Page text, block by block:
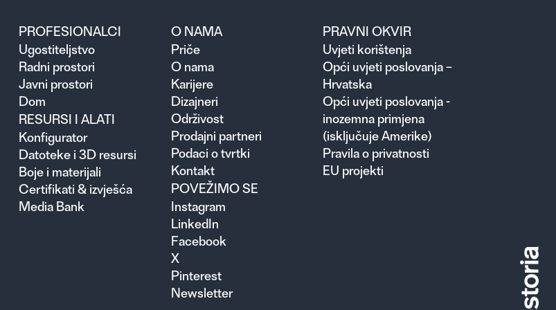
PROFESIONALCI
Ugosti­teljstvo
Radni prostori
Javni prostori
Dom
RESURSI I ALATI
Konfigurator
Datoteke i 3D resursi
Boje i materijali
Certifikati & izvješća
Media Bank
O NAMA
Priče
O nama
Karijere
Dizajneri
Održivost
Prodajni partneri
Podaci o tvrtki
Kontakt
POVEŽIMO SE
Instagram
LinkedIn
Facebook
X
Pinterest
Newsletter
PRAVNI OKVIR
Uvjeti korištenja
Opći uvjeti poslovanja –
Hrvatska
Opći uvjeti poslovanja -
inozemna primjena
(isključuje Amerike)
Pravila o privatnosti
EU projekti